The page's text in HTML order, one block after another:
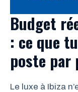
Budget
: ce que
poste par
Le luxe à Ibiza